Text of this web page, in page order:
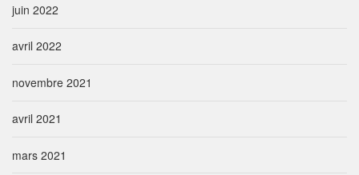
juin 2022
avril 2022
novembre 2021
avril 2021
mars 2021